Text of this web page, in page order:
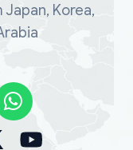
Korea,